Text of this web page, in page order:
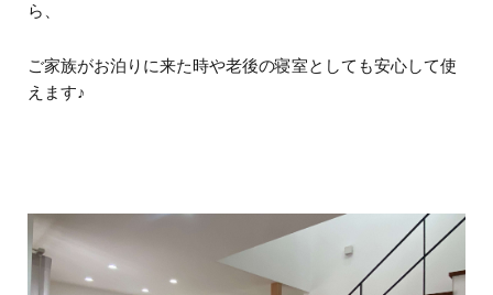
ら、
ご家族がお泊りに来た時や老後の寝室としても安心して使
えます♪